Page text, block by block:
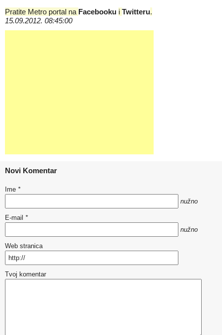
Pratite Metro portal na Facebooku i Twitteru.
15.09.2012. 08:45:00
Novi Komentar
Ime *
nužno
E-mail *
nužno
Web stranica
Tvoj komentar